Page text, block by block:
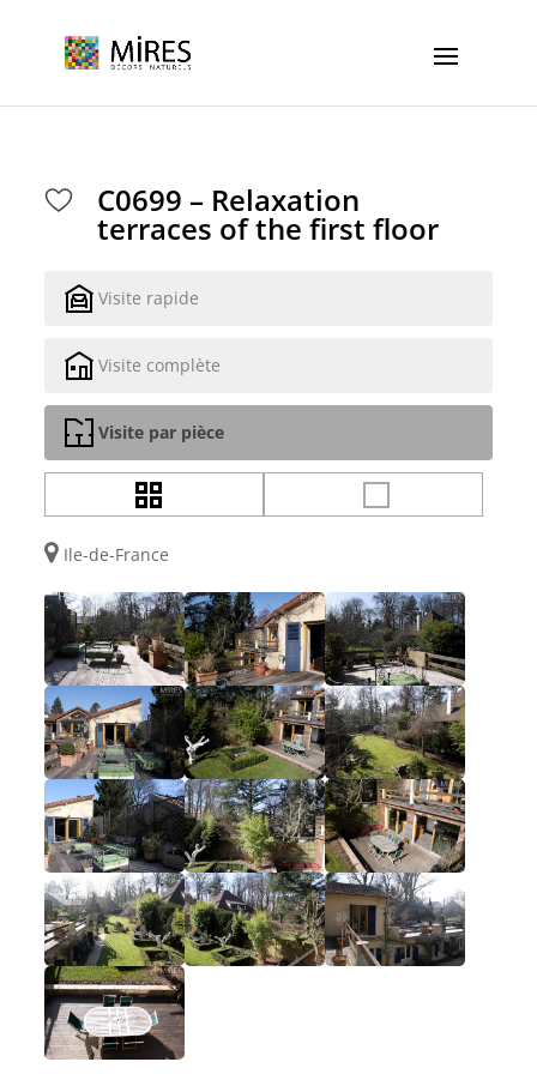
C0699 – Relaxation
terraces of the first floor
Visite rapide
Visite complète
Visite par pièce
Ile-de-France